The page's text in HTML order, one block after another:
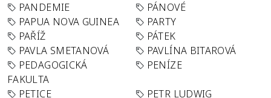
PANDEMIE
PÁNOVÉ
PAPUA NOVA GUINEA
PARTY
PAŘÍŽ
PÁTEK
PAVLA SMETANOVÁ
PAVLÍNA BITAROVÁ
PEDAGOGICKÁ
FAKULTA
PENÍZE
PETICE
PETR LUDWIG